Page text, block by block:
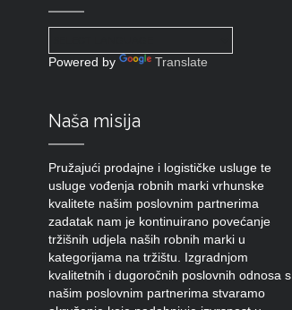
Powered by Translate
Naša misija
Pružajući prodajne i logističke usluge te
usluge vođenja robnih marki vrhunske
kvalitete našim poslovnim partnerima
zadatak nam je kontinuirano povećanje
tržišnih udjela naših robnih marki u
kategorijama na tržištu. Izgradnjom
kvalitetnih i dugoročnih poslovnih odnosa s
našim poslovnim partnerima stvaramo